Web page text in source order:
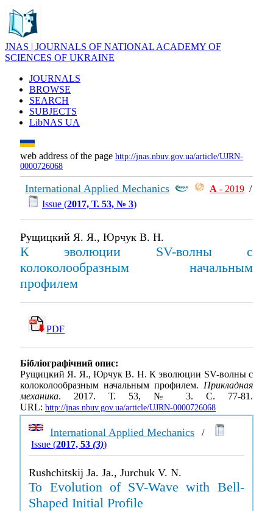
JNAS | JOURNALS OF NATIONAL ACADEMY OF
SCIENCES OF UKRAINE
JOURNALS
BROWSE
SEARCH
SUBJECTS
LibNAS UA
web address of the page http://jnas.nbuv.gov.ua/article/UJRN-
0000726068
International Applied Mechanics А - 2019 /
Issue (2017, Т. 53, № 3)
Рущицкий Я. Я., Юрчук В. Н.
К эволюции SV-волны с
колоколообразным начальным
профилем
PDF
Бібліографічний опис:
Рущицкий Я. Я., Юрчук В. Н. К эволюции SV-волны с
колоколообразным начальным профилем. Прикладная
механика. 2017. Т. 53, № 3. С. 77-81.
URL: http://jnas.nbuv.gov.ua/article/UJRN-0000726068
International Applied Mechanics /
Issue (2017, 53(3))
Rushchitskij Ja. Ja., Jurchuk V. N.
To Evolution of SV-Wave with Bell-
Shaped Initial Profile